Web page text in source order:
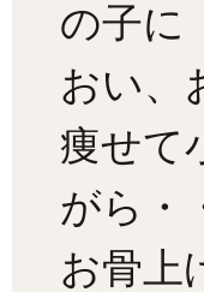
の子に
おい、
痩せて
がら・
お骨上